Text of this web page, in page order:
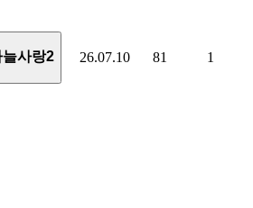
늘사랑2 26.07.10 81 1